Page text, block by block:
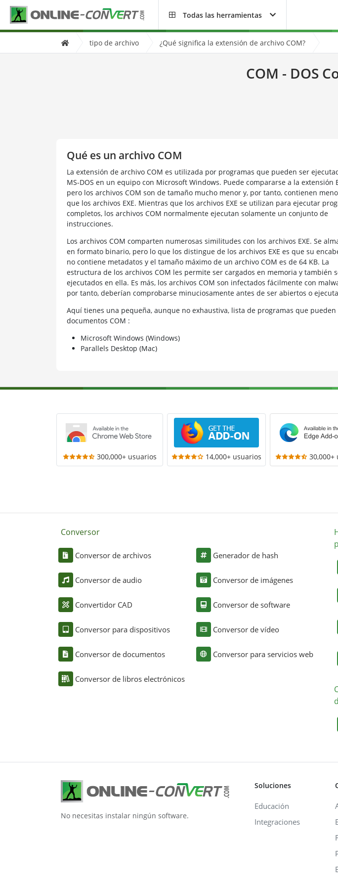
Todas las herramientas
tipo de archivo ¿Qué significa la extensión de archivo COM?
COM - DOS
Qué es un archivo COM
La extensión de archivo COM es utilizada por programas que pueden ser
MS-DOS en un equipo con Microsoft Windows. Puede compararse a la extensión
pero los archivos COM son de tamaño mucho menor y, por tanto, contienen
que los archivos EXE. Mientras que los archivos EXE se utilizan para ejecutar
completos, los archivos COM normalmente ejecutan solamente un conjunto de
instrucciones.
Los archivos COM comparten numerosas similitudes con los archivos EXE. Se
en formato binario, pero lo que los distingue de los archivos EXE es que su
no contiene metadatos y el tamaño máximo de un archivo COM es de 64 KB. La
estructura de los archivos COM les permite ser cargados en memoria y también
ejecutados en ella. Es más, los archivos COM son infectados fácilmente con
por tanto, deberían comprobarse minuciosamente antes de ser abiertos o
Aquí tienes una pequeña, aunque no exhaustiva, lista de programas que
documentos COM :
Microsoft Windows (Windows)
Parallels Desktop (Mac)
300,000+ usuarios 14,000+ usuarios 30,000+
Conversor
Conversor de archivos
Conversor de audio
Convertidor CAD
Conversor para dispositivos
Conversor de documentos
Conversor de libros electrónicos
Generador de hash
Conversor de imágenes
Conversor de software
Conversor de vídeo
Conversor para servicios web
No necesitas instalar ningún software.
Soluciones
Educación
Integraciones